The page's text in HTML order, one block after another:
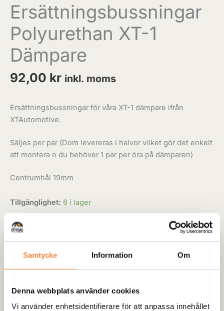
Samtycke Information Om
Denna webbplats använder cookies
Vi använder enhetsidentifierare för att anpassa innehållet
Ersättningsbussningar
Polyurethan XT-1
Dämpare
92,00 kr inkl. moms
Ersättningsbussningar för våra XT-1 dämpare ifrån
XTAutomotive.
Säljes per par (Dom levereras i halvor vilket gör det enkelt
att montera o du behöver 1 par per öra på dämparen)
Centrumhål 19mm
Tillgänglighet: 6 i lager
-
Kategori:Stötdämpare Universal